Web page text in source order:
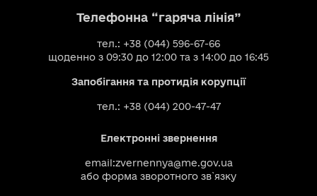
Телефонна “гаряча лінія”
тел.: +38 (044) 596-67-66
щоденно з 09:30 до 12:00 та з 14:00 до 16:45
Запобігання та протидія корупції
тел.: +38 (044) 200-47-47
Електронні звернення
email:zvernennya@me.gov.ua
або форма зворотного зв`язку